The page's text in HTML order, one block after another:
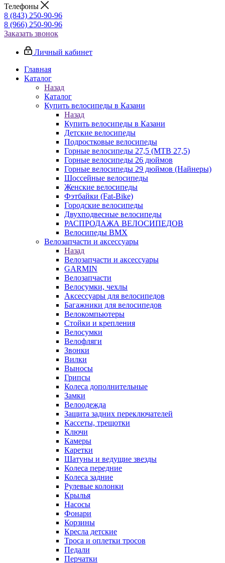
Телефоны
8 (843) 250-90-96
8 (966) 250-90-96
Заказать звонок
Личный кабинет
Главная
Каталог
Назад
Каталог
Купить велосипеды в Казани
Назад
Купить велосипеды в Казани
Детские велосипеды
Подростковые велосипеды
Горные велосипеды 27,5 (MTB 27,5)
Горные велосипеды 26 дюймов
Горные велосипеды 29 дюймов (Найнеры)
Шоссейные велосипеды
Женские велосипеды
Фэтбайки (Fat-Bike)
Городские велосипеды
Двухподвесные велосипеды
РАСПРОДАЖА ВЕЛОСИПЕДОВ
Велосипеды BMX
Велозапчасти и аксессуары
Назад
Велозапчасти и аксессуары
GARMIN
Велозапчасти
Велосумки, чехлы
Аксессуары для велосипедов
Багажники для велосипедов
Велокомпьютеры
Стойки и крепления
Велосумки
Велофляги
Звонки
Вилки
Выносы
Грипсы
Колеса дополнительные
Замки
Велоодежда
Защита задних переключателей
Кассеты, трещотки
Ключи
Камеры
Каретки
Шатуны и ведущие звезды
Колеса передние
Колеса задние
Рулевые колонки
Крылья
Насосы
Фонари
Корзины
Кресла детские
Троса и оплетки тросов
Педали
Перчатки